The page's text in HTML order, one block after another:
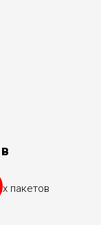
пакетов